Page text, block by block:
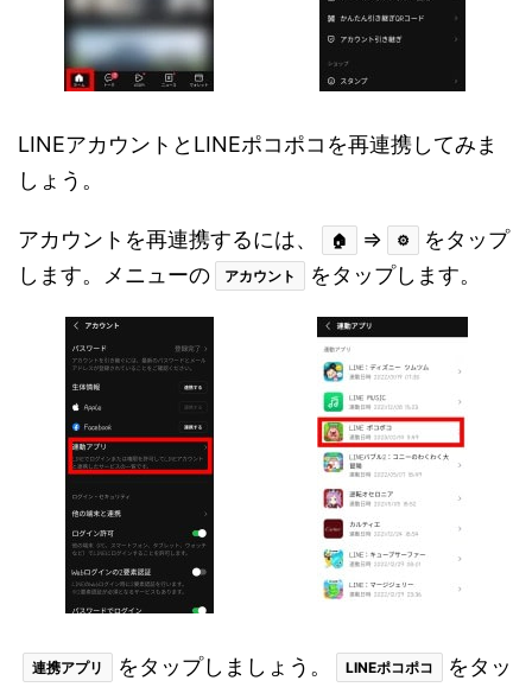
LINEアカウントとLINEポコポコを再連携してみま
しょう。
アカウントを再連携するには、 🏠 ⇒ ⚙
をタップ
します。メニューの
アカウント をタップします。
連携アプリ をタップしましょう。 LINEポコポコ
をタッ